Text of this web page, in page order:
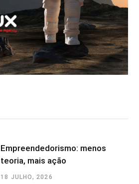
Empreendedorismo: menos
teoria, mais ação
18 JULHO, 2026